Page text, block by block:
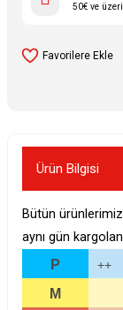
50€ ve
Ürün Bilgisi
Bütün
aynı gün
P
++
M